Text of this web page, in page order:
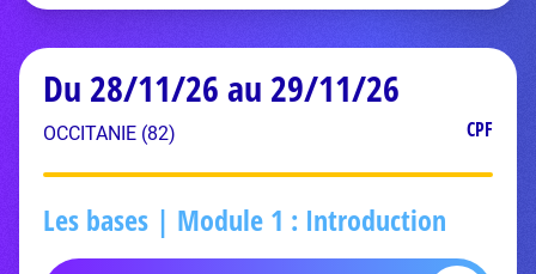
Du 28/11/26 au 29/11/26
OCCITANIE (82) CPF
Les bases | Module 1 : Introduction